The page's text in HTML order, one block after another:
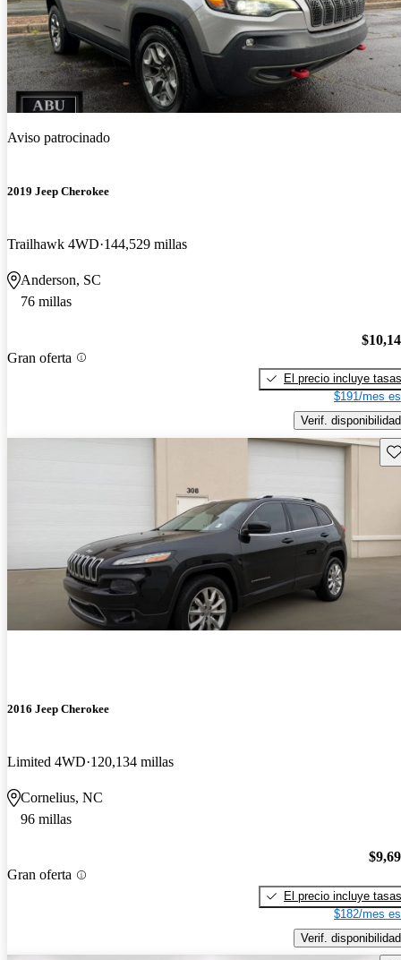
Aviso patrocinado
2019 Jeep Cherokee
Trailhawk 4WD 144,529 millas
Anderson, SC
76 millas
Gran oferta
El precio incluye tasas
$191/mes
Verif. disponibilidad
2016 Jeep Cherokee
Limited 4WD 120,134 millas
Cornelius, NC
96 millas
Gran oferta
El precio incluye tasas
$182/mes
Verif. disponibilidad